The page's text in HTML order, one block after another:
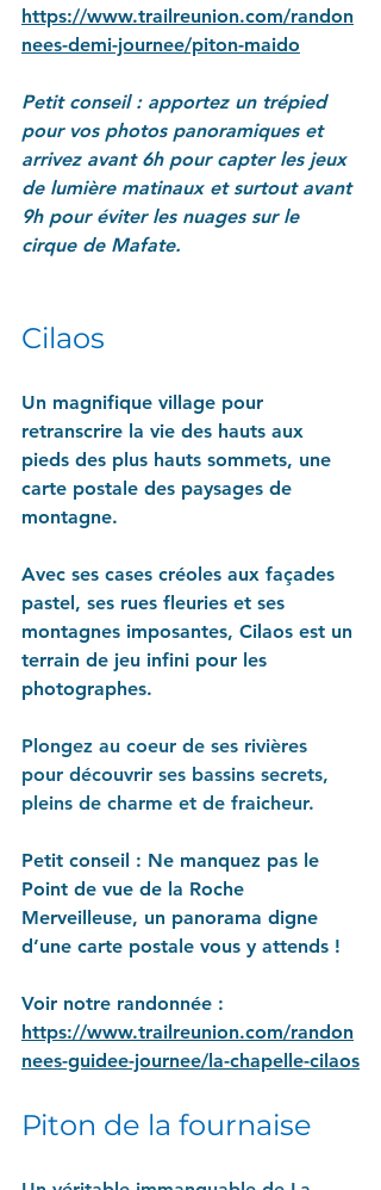
https://www.trailreunion.com/randon
nees-demi-journee/piton-maido
Petit conseil : apportez un trépied
pour vos photos panoramiques et
arrivez avant 6h pour capter les jeux
de lumière matinaux et surtout avant
9h pour éviter les nuages sur le
cirque de Mafate.
Cilaos
Un magnifique village pour
retranscrire la vie des hauts aux
pieds des plus hauts sommets, une
carte postale des paysages de
montagne.
Avec ses cases créoles aux façades
pastel, ses rues fleuries et ses
montagnes imposantes, Cilaos est un
terrain de jeu infini pour les
photographes.
Plongez au coeur de ses rivières
pour découvrir ses bassins secrets,
pleins de charme et de fraicheur.
Petit conseil : Ne manquez pas le
Point de vue de la Roche
Merveilleuse, un panorama digne
d’une carte postale vous y attends !
Voir notre randonnée :
https://www.trailreunion.com/randon
nees-guidee-journee/la-chapelle-cilaos
Piton de la fournaise